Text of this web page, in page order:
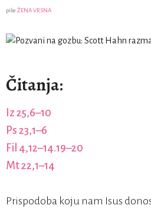
piše ŽENA VRSNA
Čitanja:
Iz 25,6–10
Ps 23,1–6
Fil 4,12–14.19–20
Mt 22,1–14
Prispodoba koju nam Isus